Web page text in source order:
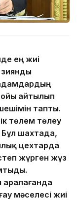
ең жиі
зиянды
айтылып
тапты.
төлем төлеу
Бұл шахтада,
цехтарда
жүрген жүз
мәселесі жиі